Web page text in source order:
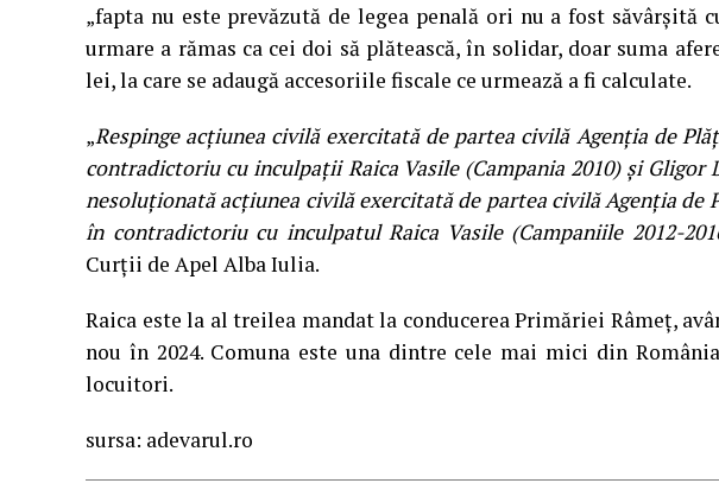
„fapta nu este prevăzută de legea penală ori nu a fost săvârşită
urmare a rămas ca cei doi să plătească, în solidar, doar suma
lei, la care se adaugă accesoriile fiscale ce urmează a fi calculate.
„Respinge acțiunea civilă exercitată de partea civilă Agenţia de
contradictoriu cu inculpații Raica Vasile (Campania 2010) și Gligor
nesoluționată acțiunea civilă exercitată de partea civilă Agenţia
în contradictoriu cu inculpatul Raica Vasile (Campaniile 2012-
Curții de Apel Alba Iulia.
Raica este la al treilea mandat la conducerea Primăriei Râmeţ,
nou în 2024. Comuna este una dintre cele mai mici din
locuitori.
sursa: adevarul.ro